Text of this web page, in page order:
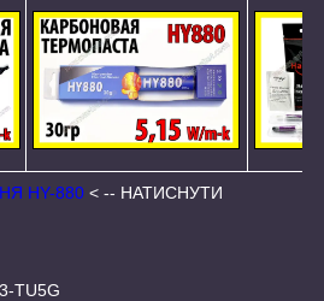
HY-880 < -- НАТИСНУТИ
TU5G